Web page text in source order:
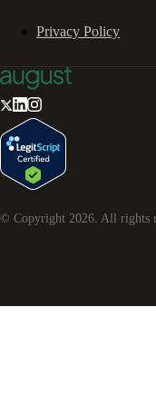
Privacy Policy
© Copyright 2026 . All rights